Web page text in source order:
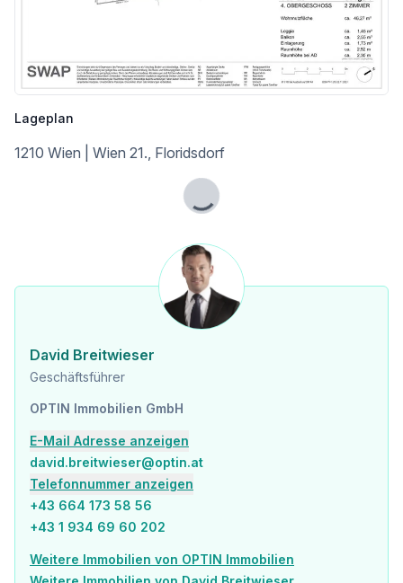
Lageplan
1210 Wien | Wien 21., Floridsdorf
Lade...
David Breitwieser
Geschäftsführer
OPTIN Immobilien GmbH
E-Mail Adresse anzeigen
david.breitwieser@optin.at
Telefonnummer anzeigen
+43 664 173 58 56
+43 1 934 69 60 202
Weitere Immobilien von OPTIN Immobilien